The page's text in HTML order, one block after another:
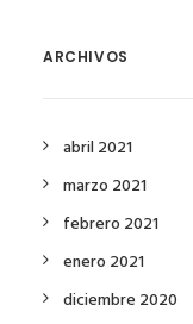
ARCHIVOS
abril 2021
marzo 2021
febrero 2021
enero 2021
diciembre 2020